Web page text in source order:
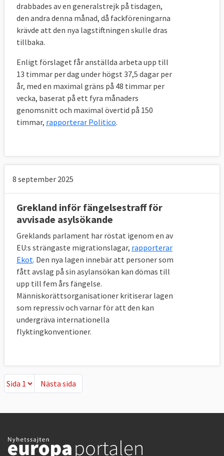
drabbades av en generalstrejk på tisdagen,
den andra denna månad, då fackföreningarna
krävde att den nya lagstiftningen skulle dras
tillbaka.
Enligt förslaget får anställda arbeta upp till
13 timmar per dag under högst 37,5 dagar per
år, med en maximal gräns på 48 timmar per
vecka, baserat på ett fyra månaders
genomsnitt och maximal övertid på 150
timmar, rapporterar Politico.
8 september 2025
Grekland inför fängelsestraff för
avvisade asylsökande
Greklands parlament har röstat igenom en av
EU:s strängaste migrationslagar, rapporterar
Ekot. Den nya lagen innebär att personer som
fått avslag på sin asylansökan kan dömas till
upp till fem års fängelse.
Människorättsorganisationer kritiserar lagen
som repressiv och varnar för att den kan
undergräva internationella
flyktingkonventioner.
Nästa sida
Nästa sida